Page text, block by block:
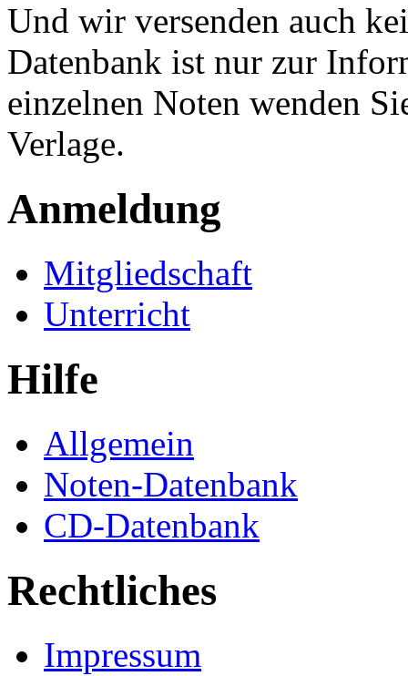
Und wir versenden auch
Datenbank ist nur zur
einzelnen Noten wenden
Verlage.
Anmeldung
Mitgliedschaft
Unterricht
Hilfe
Allgemein
Noten-Datenbank
CD-Datenbank
Rechtliches
Impressum